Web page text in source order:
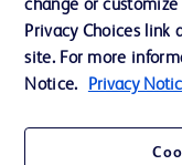
change or
Privacy Choices
site. For more
Notice.
Privacy